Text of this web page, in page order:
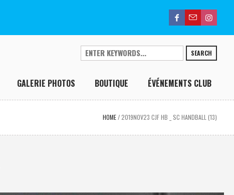
SEARCH
GALERIE PHOTOS BOUTIQUE ÉVÉNEMENTS CLUB
HOME /2019NOV23 CJF HB _ SC HANDBALL (13)